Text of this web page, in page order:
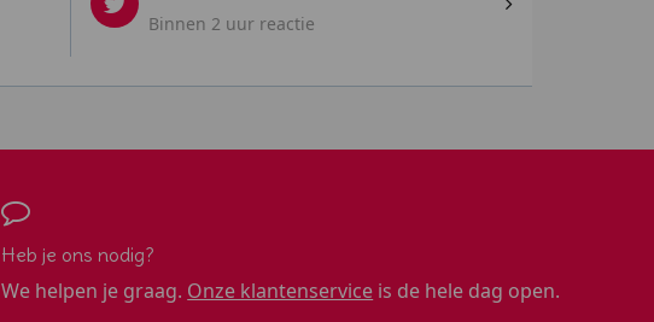
Binnen 2 uur reactie
Heb je ons nodig?
We helpen je graag. Onze klantenservice is de hele dag open.